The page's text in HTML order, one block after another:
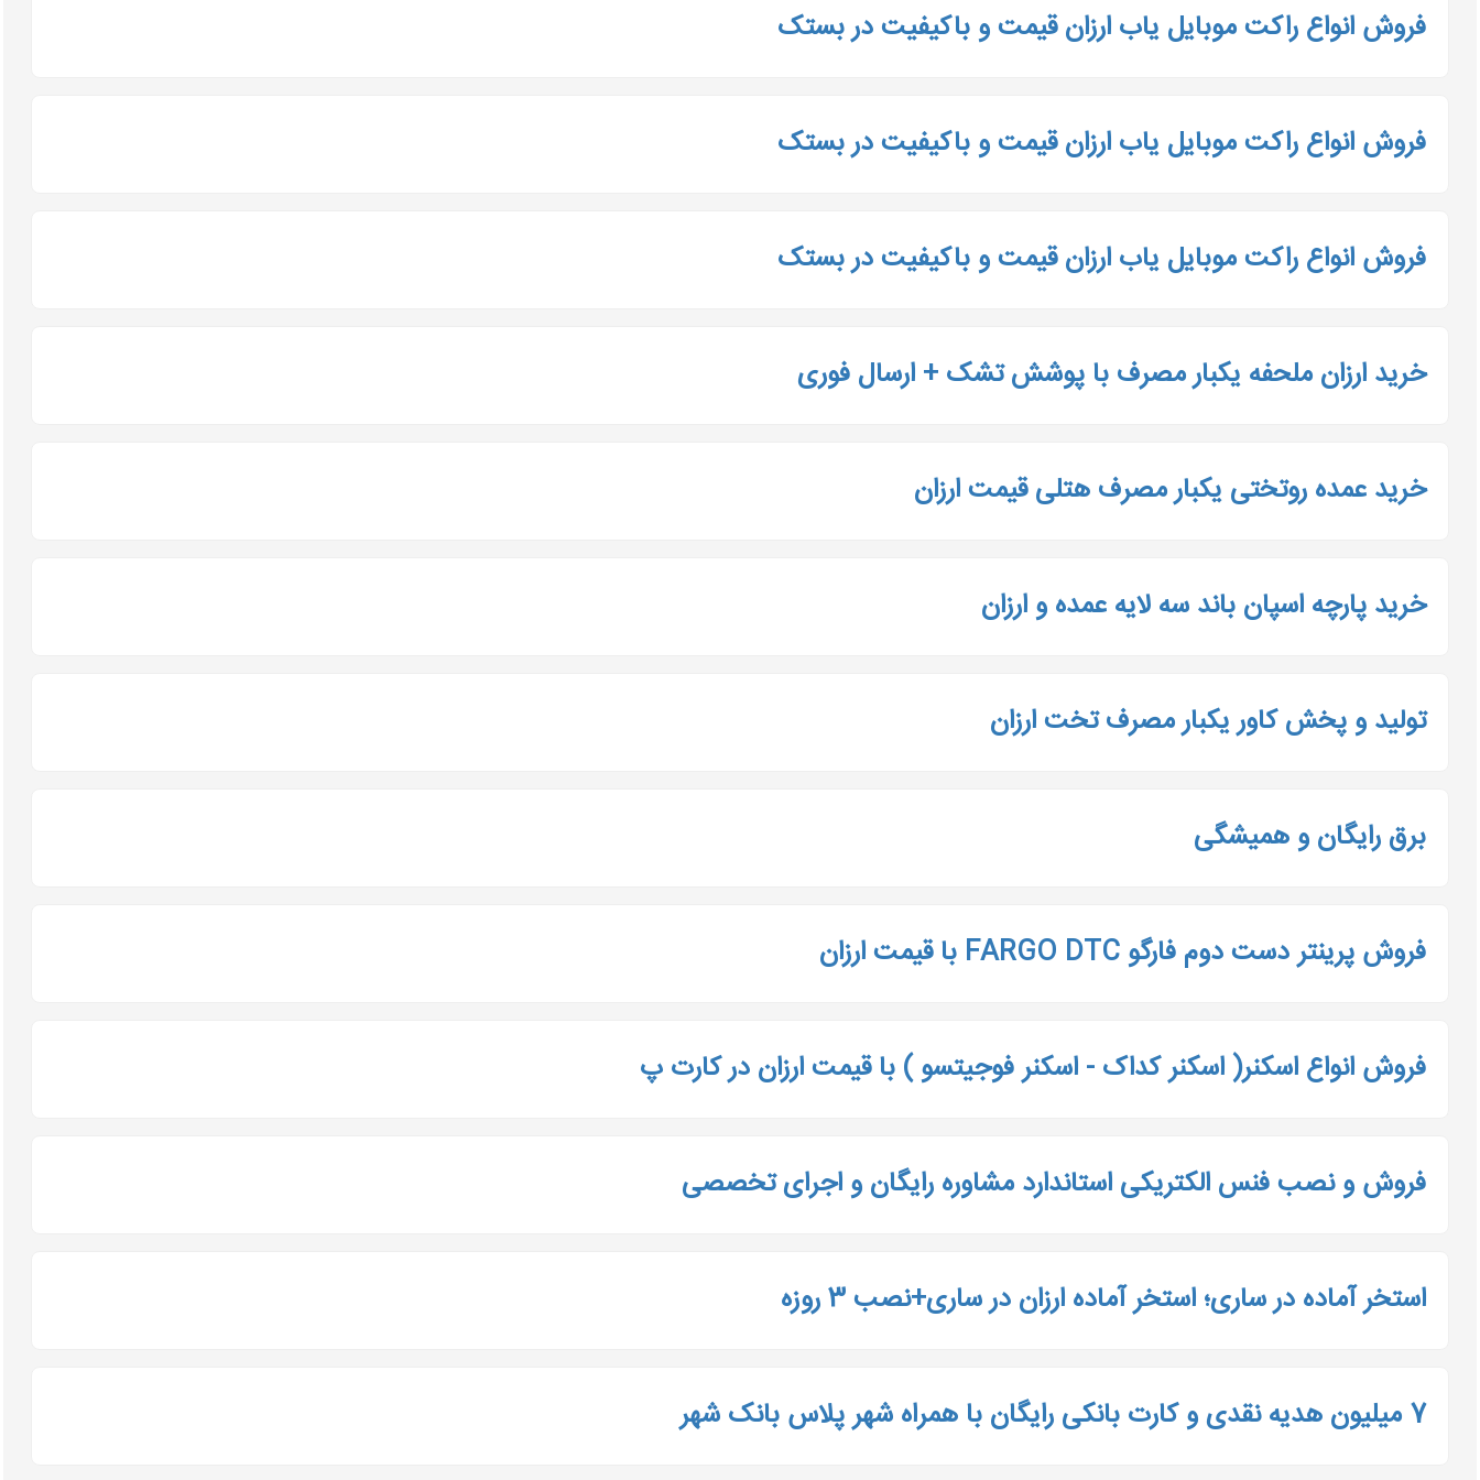
فروش انواع راکت موبایل یاب ارزان قیمت و باکیفیت در بستک
فروش انواع راکت موبایل یاب ارزان قیمت و باکیفیت در بستک
فروش انواع راکت موبایل یاب ارزان قیمت و باکیفیت در بستک
خرید ارزان ملحفه یکبار مصرف با پوشش تشک + ارسال فوری
خرید عمده روتختی یکبار مصرف هتلی قیمت ارزان
خرید پارچه اسپان باند سه لایه عمده و ارزان
تولید و پخش کاور یکبار مصرف تخت ارزان
برق رایگان و همیشگی
فروش پرینتر دست دوم فارگو FARGO DTC با قیمت ارزان
فروش انواع اسکنر( اسکنر کداک - اسکنر فوجیتسو ) با قیمت ارزان در کارت پ
فروش و نصب فنس الکتریکی استاندارد مشاوره رایگان و اجرای تخصصی
استخر آماده در ساری؛ استخر آماده ارزان در ساری+نصب 3 روزه
7 میلیون هدیه نقدی و کارت بانکی رایگان با همراه شهر پلاس بانک شهر